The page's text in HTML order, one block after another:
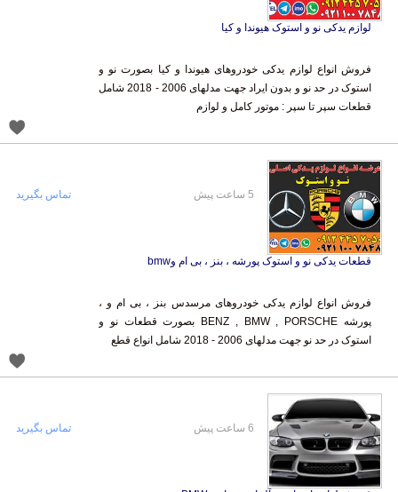
لوازم یدکی نو و استوک هیوندا و کیا
فروش انواع لوازم یدکی خودروهای هیوندا و کیا بصورت نو و
استوک در حد نو و بدون ایراد جهت مدلهای 2006 - 2018 شامل
قطعات سپر تا سپر : موتور کامل و لوازم
قطعات یدکی نو و استوک پورشه ، بنز ، بی ام وbmw
فروش انواع لوازم یدکی خودروهای مرسدس بنز ، بی ام و ،
پورشه BENZ , BMW , PORSCHE بصورت قطعات نو و
استوک در حد نو جهت مدلهای 2006 - 2018 شامل انواع قطع
5 ساعت پیش تماس بگیرید
6 ساعت پیش تماس بگیرید